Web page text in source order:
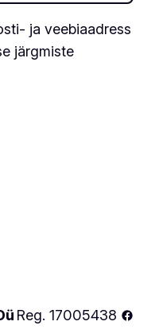
ja veebiaadress
järgmiste
Reg. 17005438